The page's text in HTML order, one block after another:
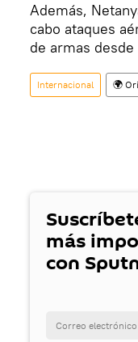
Además,
cabo ataques
de armas
Internacional 🌍
más
con